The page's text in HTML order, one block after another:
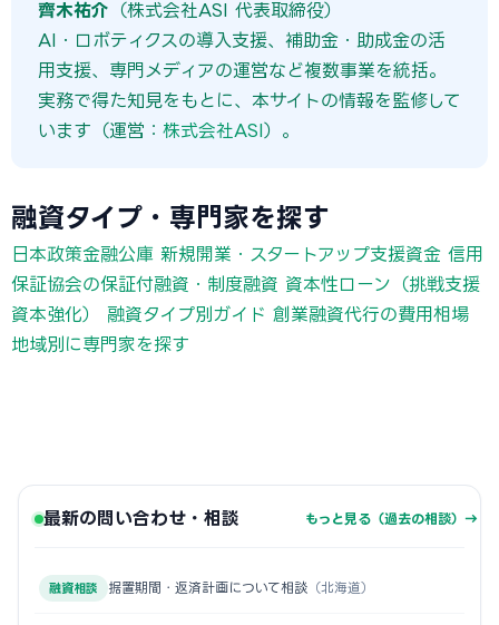
齊木祐介 （株式会社ASI 代表取締役）
AI・ロボティクスの導入支援、補助金・助成金の活
用支援、専門メディアの運営など複数事業を統括。
実務で得た知見をもとに、本サイトの情報を監修して
います（運営： 株式会社ASI）。
融資タイプ・専門家を探す
日本政策金融公庫 新規開業・スタートアップ支援資金 信用
保証協会の保証付融資・制度融資 資本性ローン（挑戦支援
資本強化）
融資タイプ別ガイド 創業融資代行の費用相場
地域別に専門家を探す
最新の問い合わせ・相談 もっと見る（過去の相談）→
融資相談 据置期間・返済計画について相談 （北海道）